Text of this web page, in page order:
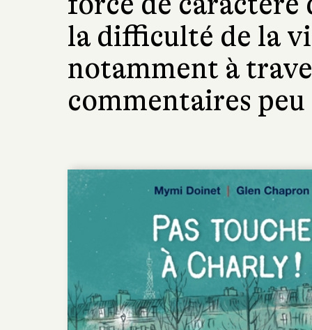
la difficulté de la
notamment à
commentaires peu